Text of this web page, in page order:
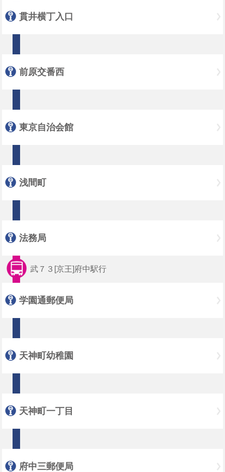
貫井横丁入口
前原交番西
東京自治会館
浅間町
法務局
武７３[京王]府中駅行
学園通郵便局
天神町幼稚園
天神町一丁目
府中三郵便局